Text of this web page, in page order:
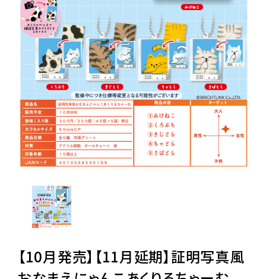
景品・玩具・文具
販促用カプセルトイ
よくあるご質問
ご利用ガイド
06-6282-7659
【10月発売】【11月延期】証明写真風